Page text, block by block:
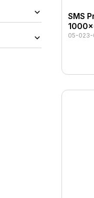
SMS
05-023-